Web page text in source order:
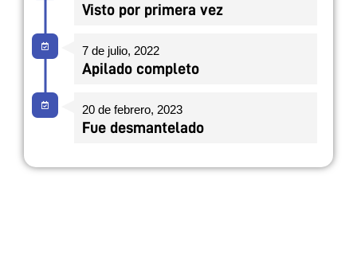
Visto por primera vez
7 de julio, 2022
Apilado completo
20 de febrero, 2023
Fue desmantelado